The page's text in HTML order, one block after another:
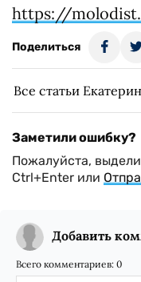
https://
Поделиться
Все статьи
Заметили ошибку?
Пожалуйста,
Ctrl+Enter или
Добавить
Всего комментариев: 0